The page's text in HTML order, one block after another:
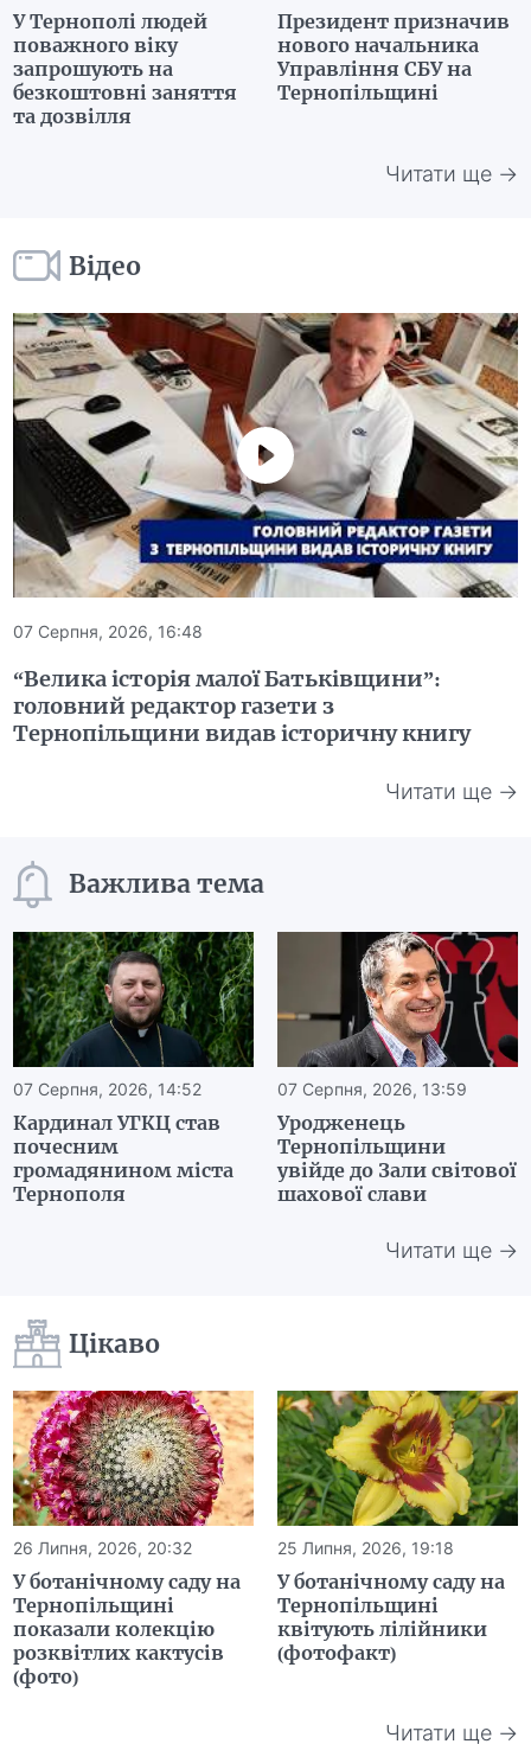
У Тернополі людей
поважного віку
запрошують на
безкоштовні заняття
та дозвілля
Президент призначив
нового начальника
Управління СБУ на
Тернопільщині
Читати ще →
Відео
07 Серпня, 2026, 16:48
“Велика історія малої Батьківщини”:
головний редактор газети з
Тернопільщини видав історичну книгу
Читати ще →
Важлива тема
07 Серпня, 2026, 14:52
Кардинал УГКЦ став
почесним
громадянином міста
Тернополя
07 Серпня, 2026, 13:59
Уродженець
Тернопільщини
увійде до Зали світової
шахової слави
Читати ще →
Цікаво
26 Липня, 2026, 20:32
У ботанічному саду на
Тернопільщині
показали колекцію
розквітлих кактусів
(фото)
25 Липня, 2026, 19:18
У ботанічному саду на
Тернопільщині
квітують лілійники
(фотофакт)
Читати ще →